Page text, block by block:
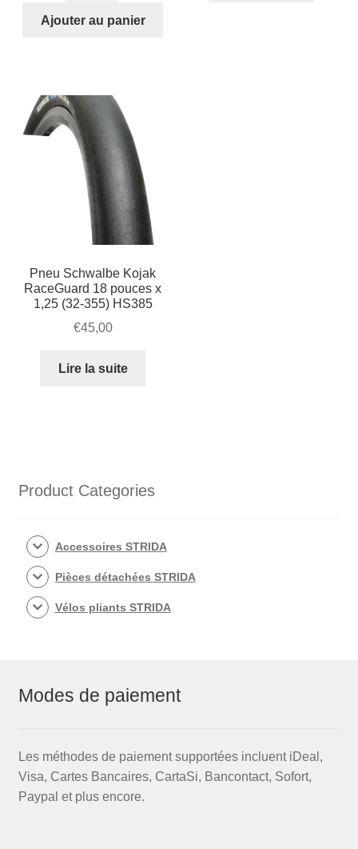
Garde
(noir)
Ajouter au panier
Pneu Schwalbe Kojak
RaceGuard 18 pouces x
1,25 (32-355) HS385
€45,00
Lire la suite
Product Categories
Accessoires STRIDA
Pièces détachées STRIDA
Vélos pliants STRIDA
Modes de paiement
Les méthodes de paiement supportées incluent iDeal,
Visa, Cartes Bancaires, CartaSi, Bancontact, Sofort,
Paypal et plus encore.